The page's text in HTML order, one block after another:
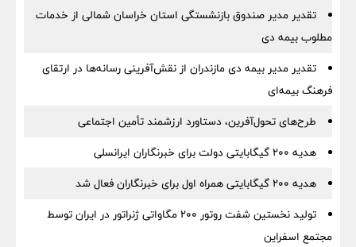
تقدیر مدیر صندوق بازنشستگی استان خراسان شمالی از خدمات
مطلوب بیمه دی
تقدیر مدیر بیمه دی مازندران از نقش‌آفرینی رسانه‌ها در ارتقای
فرهنگ بیمه‌ای
طرح‌های تحول‌آفرین، دستاورد ارزشمند تأمین اجتماعی
هدیه ۲۰۰ گیگابایتی دولت برای خبرنگاران ایرانسلی
هدیه ۲۰۰ گیگابایتی همراه اول برای خبرنگاران فعال شد
تولید نخستین شفت روتور ۲۰۰ مگاواتی ژنراتور در ایران توسط
مجتمع اسفراین